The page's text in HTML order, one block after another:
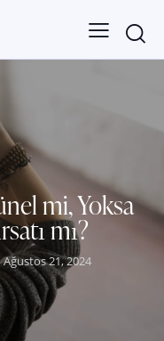
mi, Yoksa
mı?
Ağustos 21, 2024